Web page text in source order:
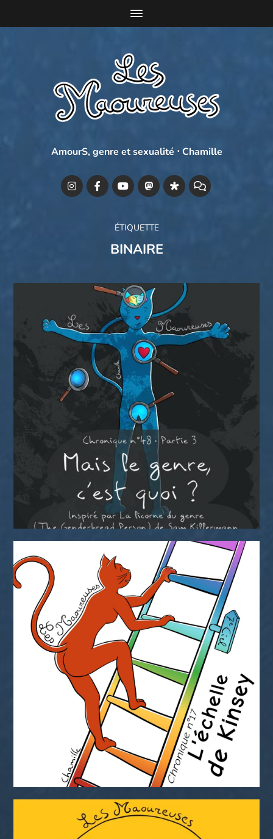
AmourS, genre et sexualité ⋅ Chamille
ÉTIQUETTE
BINAIRE